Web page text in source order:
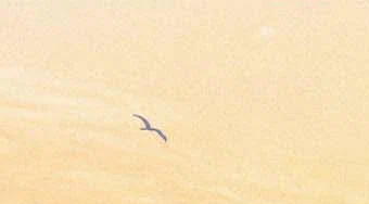
лекции
книги